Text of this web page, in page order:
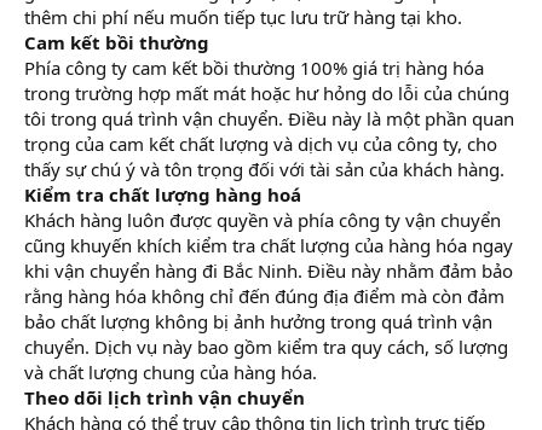
thêm chi phí nếu muốn tiếp tục lưu trữ hàng tại kho.
Cam kết bồi thường
Phía công ty cam kết bồi thường 100% giá trị hàng hóa
trong trường hợp mất mát hoặc hư hỏng do lỗi của chúng
tôi trong quá trình vận chuyển. Điều này là một phần quan
trọng của cam kết chất lượng và dịch vụ của công ty, cho
thấy sự chú ý và tôn trọng đối với tài sản của khách hàng.
Kiểm tra chất lượng hàng hoá
Khách hàng luôn được quyền và phía công ty vận chuyển
cũng khuyến khích kiểm tra chất lượng của hàng hóa ngay
khi vận chuyển hàng đi Bắc Ninh. Điều này nhằm đảm bảo
rằng hàng hóa không chỉ đến đúng địa điểm mà còn đảm
bảo chất lượng không bị ảnh hưởng trong quá trình vận
chuyển. Dịch vụ này bao gồm kiểm tra quy cách, số lượng
và chất lượng chung của hàng hóa.
Theo dõi lịch trình vận chuyển
Khách hàng có thể truy cập thông tin lịch trình trực tiếp